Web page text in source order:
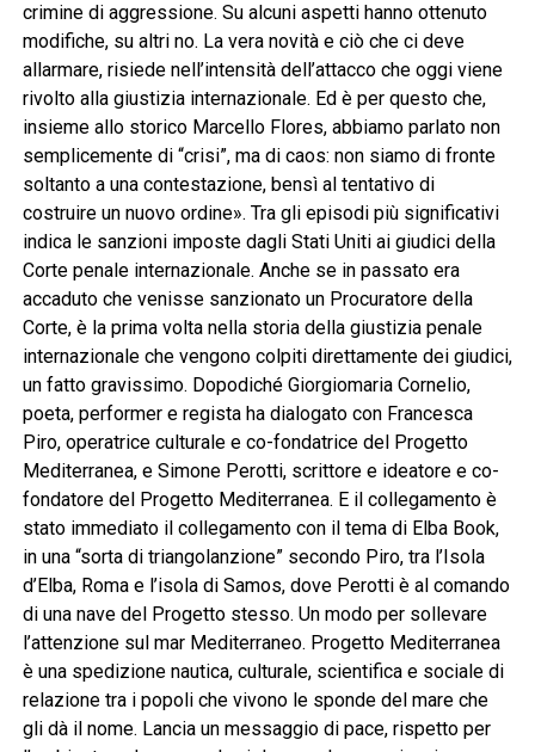
crimine di aggressione. Su alcuni aspetti hanno ottenuto
modifiche, su altri no. La vera novità e ciò che ci deve
allarmare, risiede nell’intensità dell’attacco che oggi viene
rivolto alla giustizia internazionale. Ed è per questo che,
insieme allo storico Marcello Flores, abbiamo parlato non
semplicemente di “crisi”, ma di caos: non siamo di fronte
soltanto a una contestazione, bensì al tentativo di
costruire un nuovo ordine». Tra gli episodi più significativi
indica le sanzioni imposte dagli Stati Uniti ai giudici della
Corte penale internazionale. Anche se in passato era
accaduto che venisse sanzionato un Procuratore della
Corte, è la prima volta nella storia della giustizia penale
internazionale che vengono colpiti direttamente dei giudici,
un fatto gravissimo. Dopodiché Giorgiomaria Cornelio,
poeta, performer e regista ha dialogato con Francesca
Piro, operatrice culturale e co-fondatrice del Progetto
Mediterranea, e Simone Perotti, scrittore e ideatore e co-
fondatore del Progetto Mediterranea. E il collegamento è
stato immediato il collegamento con il tema di Elba Book,
in una “sorta di triangolanzione” secondo Piro, tra l’Isola
d’Elba, Roma e l’isola di Samos, dove Perotti è al comando
di una nave del Progetto stesso. Un modo per sollevare
l’attenzione sul mar Mediterraneo. Progetto Mediterranea
è una spedizione nautica, culturale, scientifica e sociale di
relazione tra i popoli che vivono le sponde del mare che
gli dà il nome. Lancia un messaggio di pace, rispetto per